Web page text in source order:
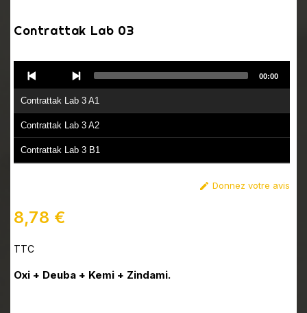
Contrattak Lab 03
Player
Contrattak Lab 3 A1
Contrattak Lab 3 A2
Contrattak Lab 3 B1
00:00
 Donnez votre avis
8,78 €
TTC
Oxi + Deuba + Kemi + Zindami.